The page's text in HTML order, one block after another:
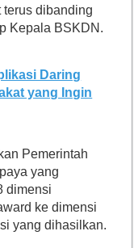
dibanding
Kepala BSKDN.
Daring
yang Ingin
Pemerintah
yang
dimensi
ke dimensi
yang dihasilkan.